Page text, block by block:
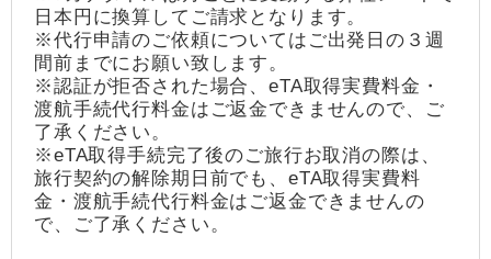
日本円に換算してご請求となります。
※代行申請のご依頼についてはご出発日の３週
間前までにお願い致します。
※認証が拒否された場合、eTA取得実費料金・
渡航手続代行料金はご返金できませんので、ご
了承ください。
※eTA取得手続完了後のご旅行お取消の際は、
旅行契約の解除期日前でも、eTA取得実費料
金・渡航手続代行料金はご返金できませんの
で、ご了承ください。